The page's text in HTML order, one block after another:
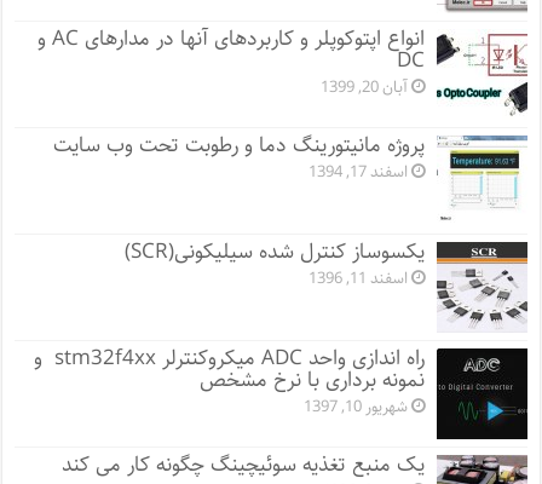
انواع اپتوکوپلر و کاربردهای آنها در مدارهای AC و
DC
آبان 20, 1399
پروژه مانيتورينگ دما و رطوبت تحت وب سایت
اسفند 17, 1394
یکسوساز کنترل شده سیلیکونی(SCR)
اسفند 11, 1396
راه اندازی واحد ADC میکروکنترلر stm32f4xx و
نمونه برداری با نرخ مشخص
شهریور 10, 1397
یک منبع تغذیه سوئیچینگ چگونه کار می کند